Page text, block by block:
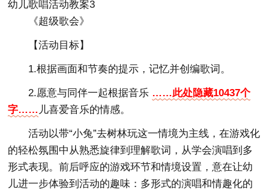
幼儿歌唱活动教案3
《超级歌会》
【活动目标】
1.根据画面和节奏的提示，记忆并创编歌词。
2.愿意与同伴一起根据音乐 ……此处隐藏10437个
字…… 儿喜爱音乐的情感。
活动以带“小兔”去树林玩这一情境为主线，在游戏化
的轻松氛围中从熟悉旋律到理解歌词，从学会演唱到多
形式表现。前后呼应的游戏环节和情境设置，意在让幼
儿进一步体验到活动的趣味：多形式的演唱和情趣化的